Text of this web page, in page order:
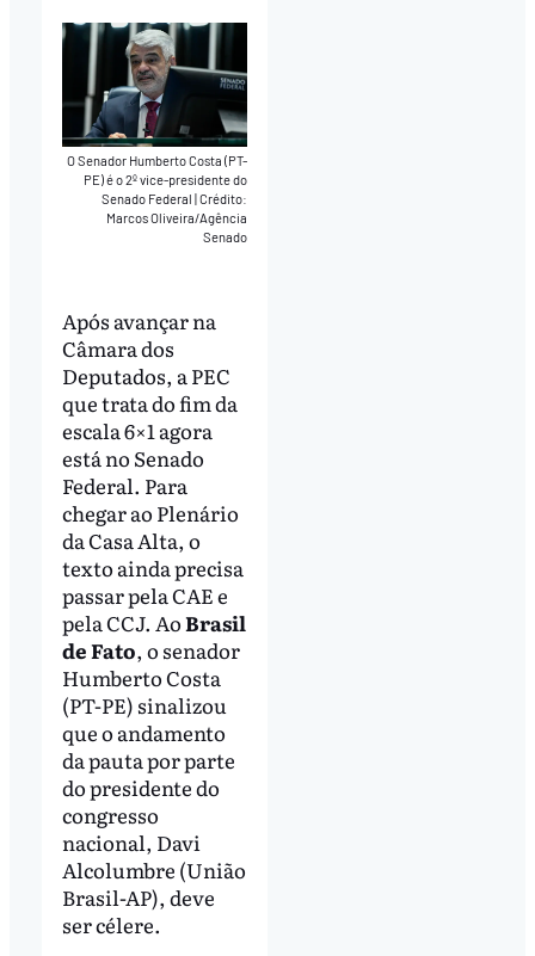
O Senador Humberto Costa (PT-
PE) é o 2º vice-presidente do
Senado Federal|Crédito:
Marcos Oliveira/Agência
Senado
Após avançar na
Câmara dos
Deputados, a PEC
que trata do fim da
escala 6×1 agora
está no Senado
Federal. Para
chegar ao Plenário
da Casa Alta, o
texto ainda precisa
passar pela CAE e
pela CCJ. AoBrasil
de Fato, o senador
Humberto Costa
(PT-PE) sinalizou
que o andamento
da pauta por parte
do presidente do
congresso
nacional, Davi
Alcolumbre (União
Brasil-AP), deve
ser célere.